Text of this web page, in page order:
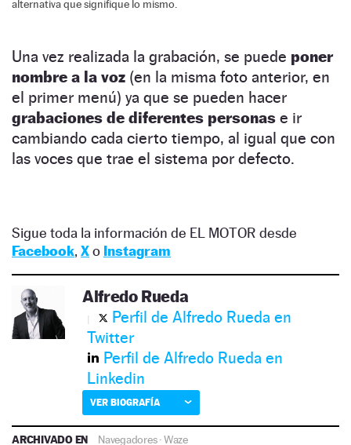
alternativa que signifique lo mismo.
Una vez realizada la grabación, se puede poner
nombre a la voz (en la misma foto anterior, en
el primer menú) ya que se pueden hacer
grabaciones de diferentes personas e ir
cambiando cada cierto tiempo, al igual que con
las voces que trae el sistema por defecto.
Sigue toda la información de EL MOTOR desde
Facebook, Xo Instagram
Alfredo Rueda
Perfil de Alfredo Rueda en
Twitter
Perfil de Alfredo Rueda en
Linkedin
VER BIOGRAFÍA
ARCHIVADO EN Navegadores·Waze